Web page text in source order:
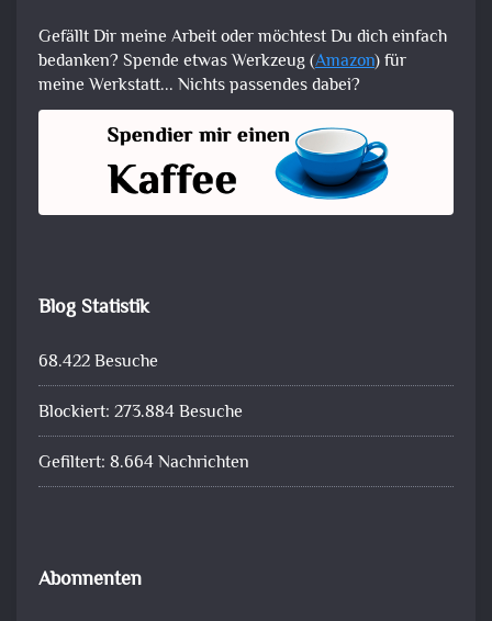
Gefällt Dir meine Arbeit oder möchtest Du dich einfach
bedanken? Spende etwas Werkzeug (Amazon) für
meine Werkstatt... Nichts passendes dabei?
Blog Statistik
68.422 Besuche
Blockiert: 273.884 Besuche
Gefiltert: 8.664 Nachrichten
Abonnenten